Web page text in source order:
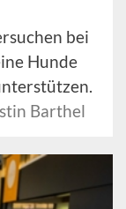
bei
Hunde
Barthel